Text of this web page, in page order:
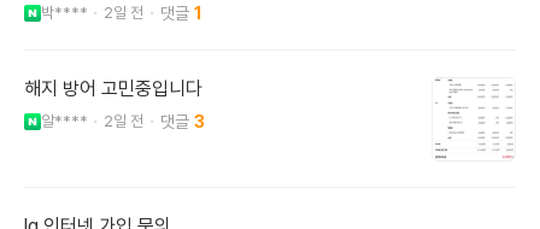
박**** 2일 전 1
해지 방어 고민중입니다
알**** 2일 전 3